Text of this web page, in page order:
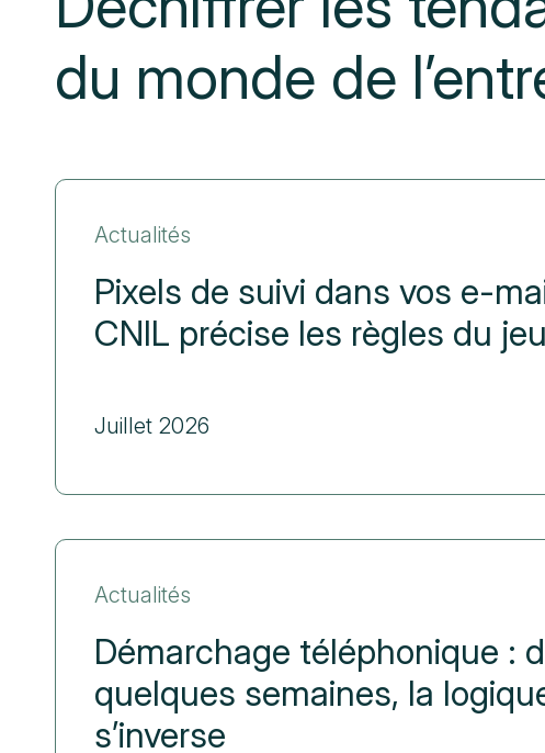
du monde de
Actualités
Pixels de suivi dans vos e-
CNIL précise les règles du jeu
Juillet 2026
Actualités
Démarchage téléphonique :
quelques semaines, la
s’inverse